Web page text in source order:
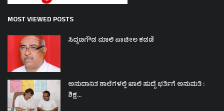
MOST VIEWED POSTS
ಸಿದ್ದಣಗೌಡ ಮಾಲಿ ಪಾಟೀಲ ಕಡಣಿ
ಅನುದಾನಿತ ಶಾಲೆಗಳಲ್ಲಿ ಖಾಲಿ ಹುದ್ದೆ ಭರ್ತಿಗೆ ಅನುಮತಿ :
ಶಿಕ್ಷ...